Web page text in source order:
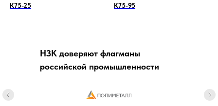
К75-25 К75-95
НЗК доверяют флагманы
российской промышленности